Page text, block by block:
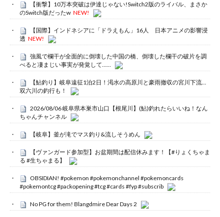
【衝撃】10万本突破は伊達じゃない!Switch2版のライバル、まさか
のSwitch版だったw NEW!
【国際】インドネシアに「ドラえもん」16人 日本アニメの影響浸
透 NEW!
強風で欄干が全面的に倒壊した中国の橋、倒壊した欄干の破片を調
べると凄まじい事実が発覚して……
【鮎釣り】岐阜遠征1泊2日！渇水の高原川と豪雨撤収の宮川下流…
双六川の釣行も！
2026/08/06 岐阜県本巣市山口【根尾川】(鮎)釣れたらいいね！なん
ちゃんチャンネル
【岐阜】釜が滝でマス釣り&流しそうめん
【ヴァンガード参加型】お盆期間は配信休みます！【#りょくちゃま
る #生ちゃまる】
OBSIDIAN! #pokemon #pokemonchannel #pokemoncards
#pokemontcg #packopening #tcg #cards #fyp #subscrib
No PG for them! Blangdmire Dear Days 2